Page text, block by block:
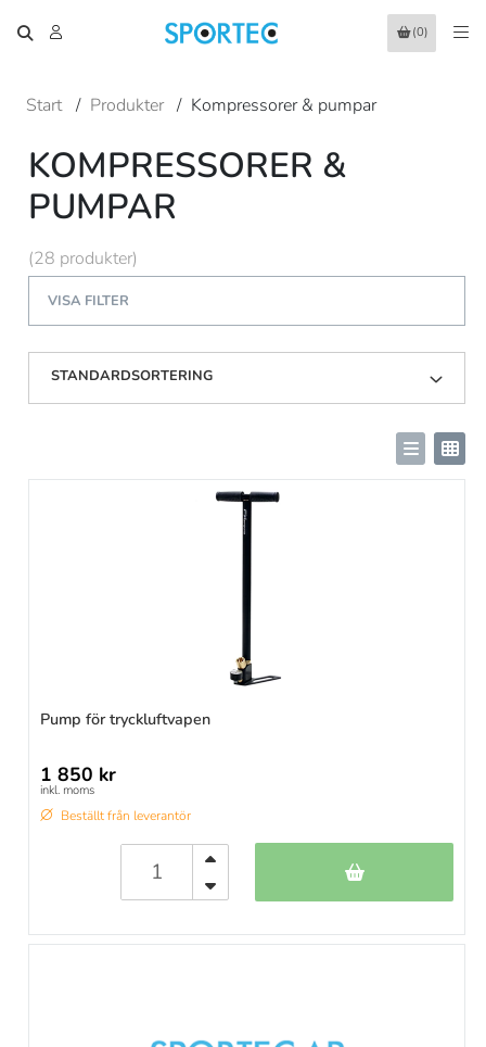
(0)
Start / Produkter / Kompressorer & pumpar
KOMPRESSORER &
PUMPAR
(28 produkter)
VISA FILTER
STANDARDSORTERING
Pump för tryckluftvapen
1 850 kr
inkl. moms
Beställt från leverantör